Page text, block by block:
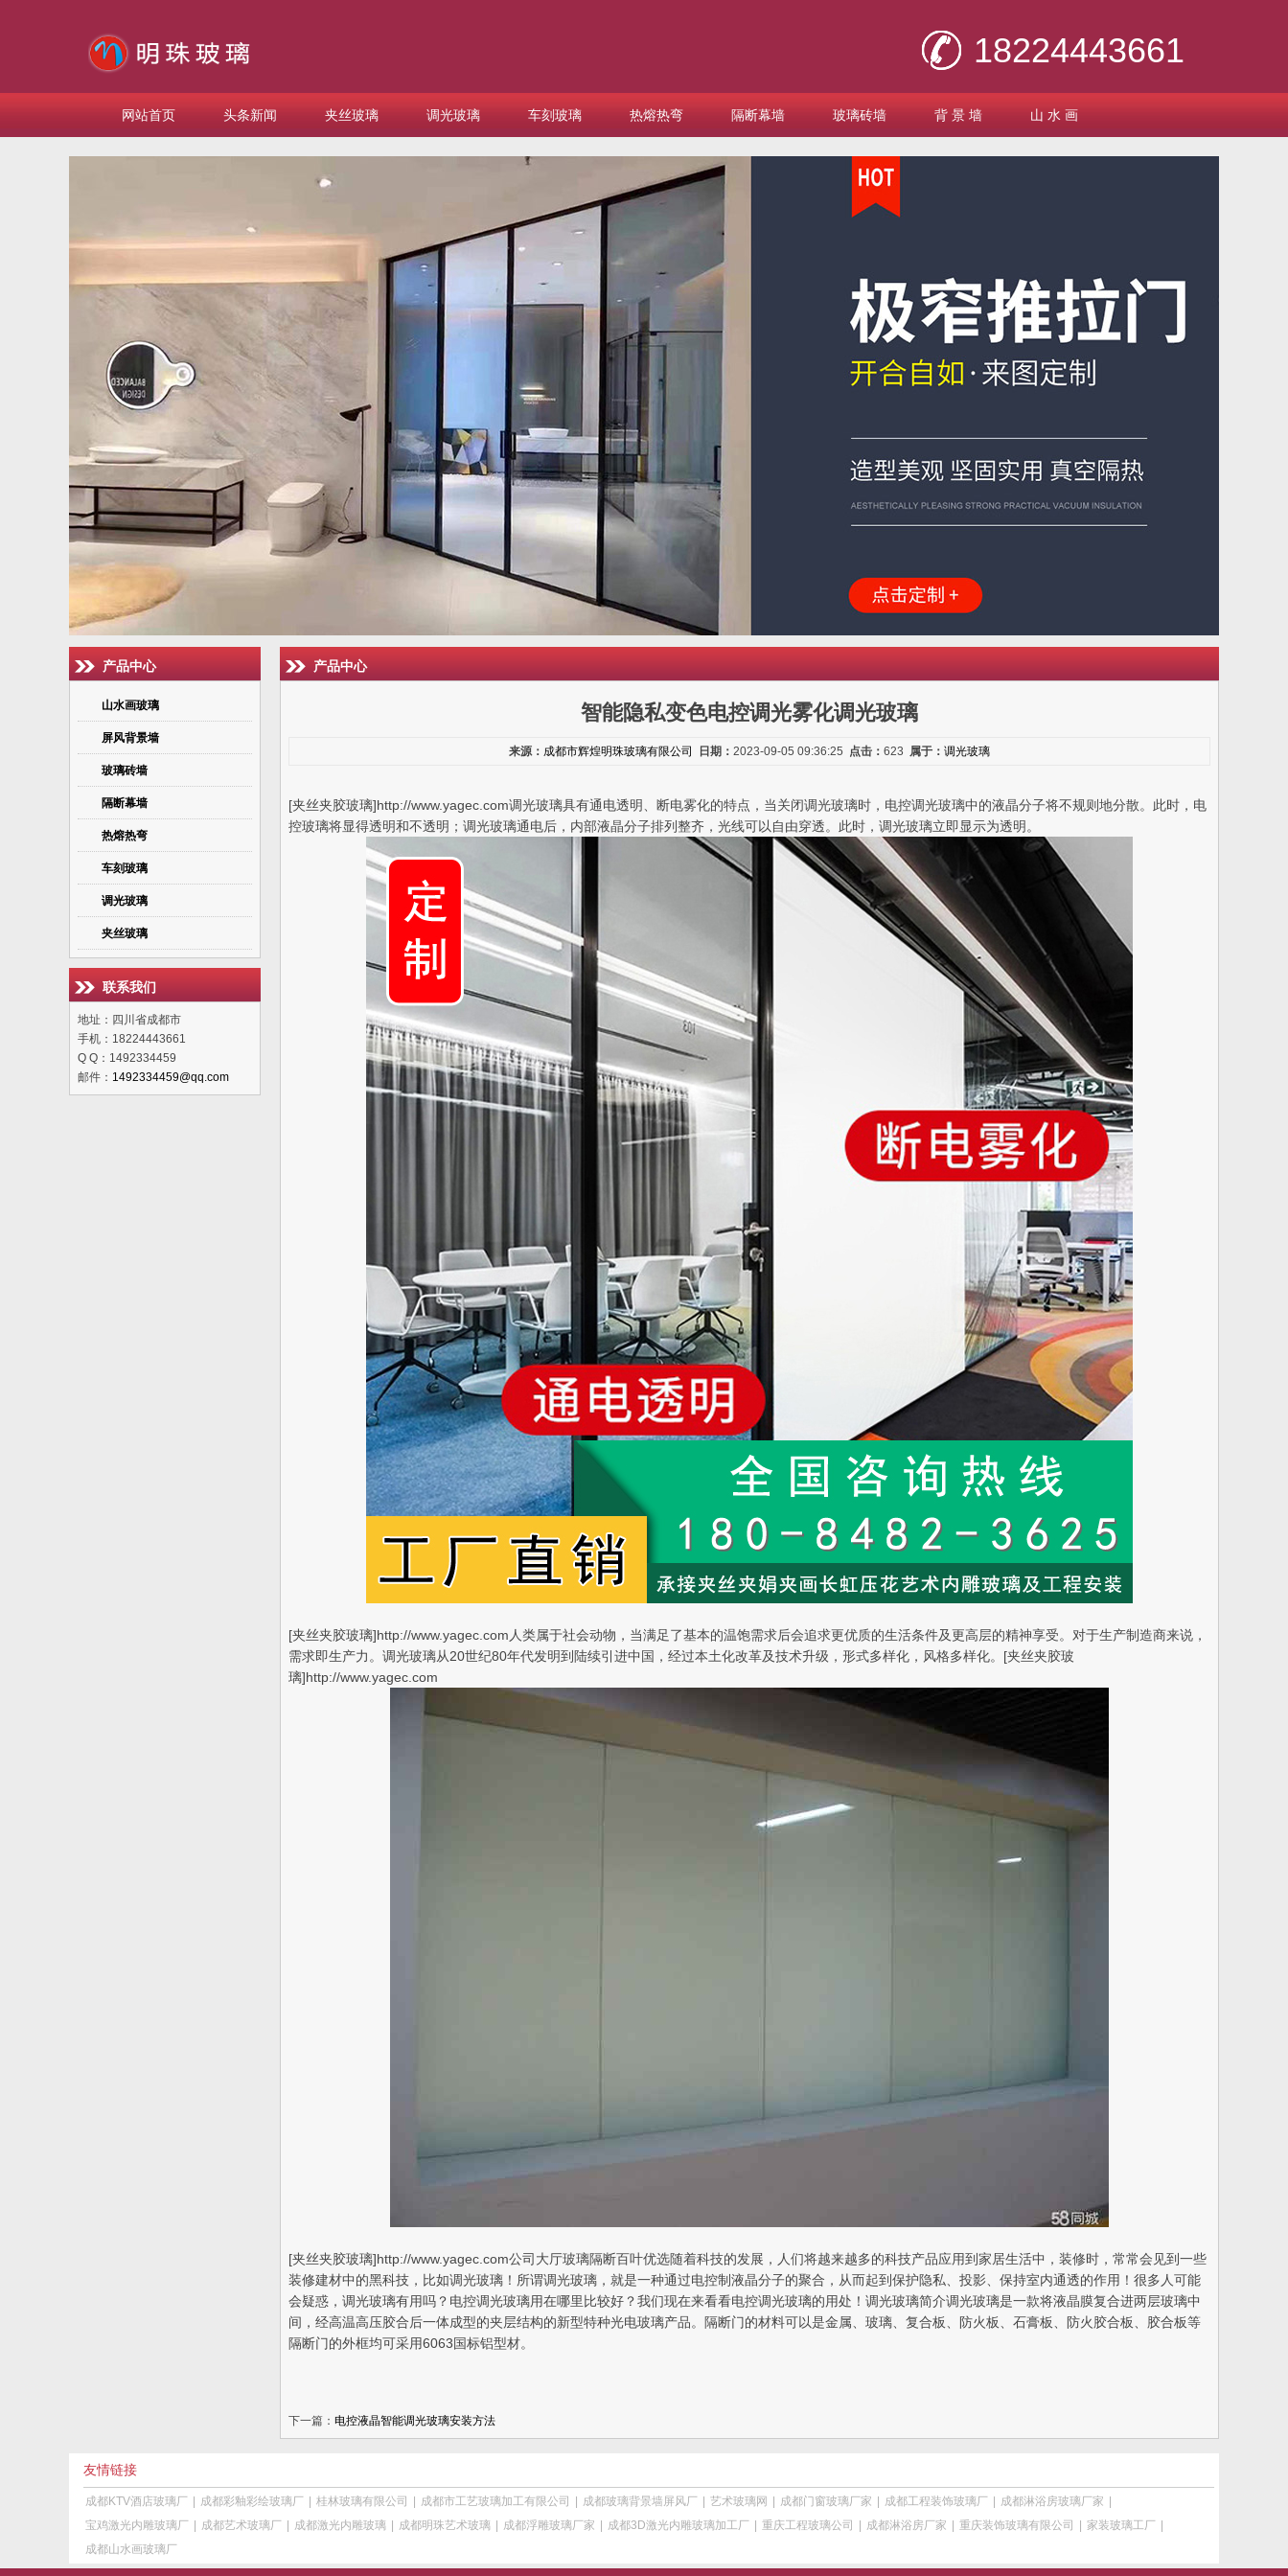
18224443661
网站首页 头条新闻 夹丝玻璃 调光玻璃 车刻玻璃 热熔热弯 隔断幕墙 玻璃砖墙 背 景 墙 山 水 画
产品中心
山水画玻璃
屏风背景墙
玻璃砖墙
隔断幕墙
热熔热弯
车刻玻璃
调光玻璃
夹丝玻璃
联系我们
地址：四川省成都市
手机：18224443661
Q Q：1492334459
邮件： 1492334459@qq.com
产品中心
智能隐私变色电控调光雾化调光玻璃
来源： 成都市辉煌明珠玻璃有限公司 日期： 2023-09-05 09:36:25 点击： 623 属于： 调光玻璃
[夹丝夹胶玻璃]http://www.yagec.com调光玻璃具有通电透明、断电雾化的特点，当关闭调光玻璃时，电控调光玻璃中的液晶分子将不规则地分散。此时，电
控玻璃将显得透明和不透明；调光玻璃通电后，内部液晶分子排列整齐，光线可以自由穿透。此时，调光玻璃立即显示为透明。
[夹丝夹胶玻璃]http://www.yagec.com人类属于社会动物，当满足了基本的温饱需求后会追求更优质的生活条件及更高层的精神享受。对于生产制造商来说，
需求即生产力。调光玻璃从20世纪80年代发明到陆续引进中国，经过本土化改革及技术升级，形式多样化，风格多样化。[夹丝夹胶玻
璃]http://www.yagec.com
[夹丝夹胶玻璃]http://www.yagec.com公司大厅玻璃隔断百叶优选随着科技的发展，人们将越来越多的科技产品应用到家居生活中，装修时，常常会见到一些
装修建材中的黑科技，比如调光玻璃！所谓调光玻璃，就是一种通过电控制液晶分子的聚合，从而起到保护隐私、投影、保持室内通透的作用！很多人可能
会疑惑，调光玻璃有用吗？电控调光玻璃用在哪里比较好？我们现在来看看电控调光玻璃的用处！调光玻璃简介调光玻璃是一款将液晶膜复合进两层玻璃中
间，经高温高压胶合后一体成型的夹层结构的新型特种光电玻璃产品。隔断门的材料可以是金属、玻璃、复合板、防火板、石膏板、防火胶合板、胶合板等
隔断门的外框均可采用6063国标铝型材。
下一篇： 电控液晶智能调光玻璃安装方法
友情链接
成都KTV酒店玻璃厂 成都彩釉彩绘玻璃厂 桂林玻璃有限公司 成都市工艺玻璃加工有限公司 成都玻璃背景墙屏风厂 艺术玻璃网 成都门窗玻璃厂家 成都工程装饰玻璃厂 成都淋浴房玻璃厂家
宝鸡激光内雕玻璃厂
成都艺术玻璃厂 成都激光内雕玻璃 成都明珠艺术玻璃 成都浮雕玻璃厂家 成都3D激光内雕玻璃加工厂 重庆工程玻璃公司 成都淋浴房厂家 重庆装饰玻璃有限公司 家装玻璃工厂
成都山水画玻璃厂